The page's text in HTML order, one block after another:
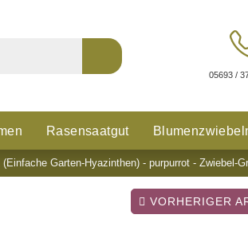
05693 /
Rasensaatgut
Garten-Hyazinthen) - purpurrot - Zwiebel-
VORHERIGER